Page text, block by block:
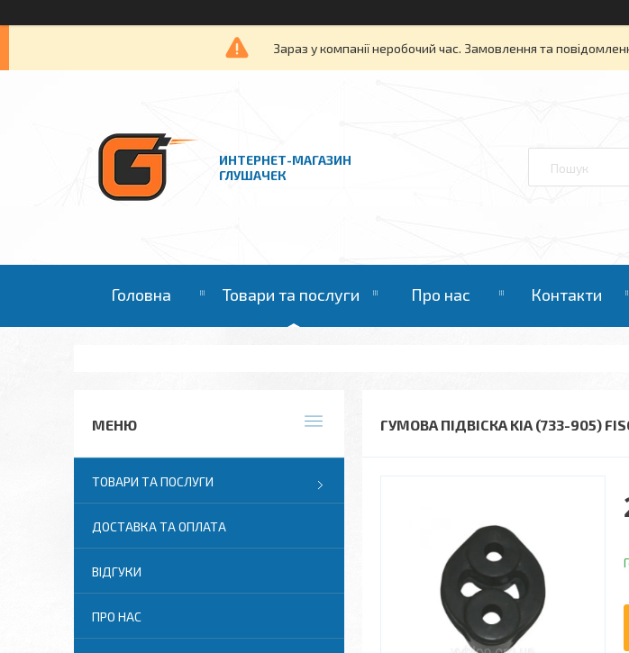
Зараз у компанії неробочий час. Замовлення та
ИНТЕРНЕТ-МАГАЗИН
ГЛУШАЧЕК
Головна Товари та послуги Про нас Контакти
ГУМОВА ПІДВІСКА KIA (733-905)
ТОВАРИ ТА ПОСЛУГИ
ДОСТАВКА ТА ОПЛАТА
ВІДГУКИ
ПРО НАС